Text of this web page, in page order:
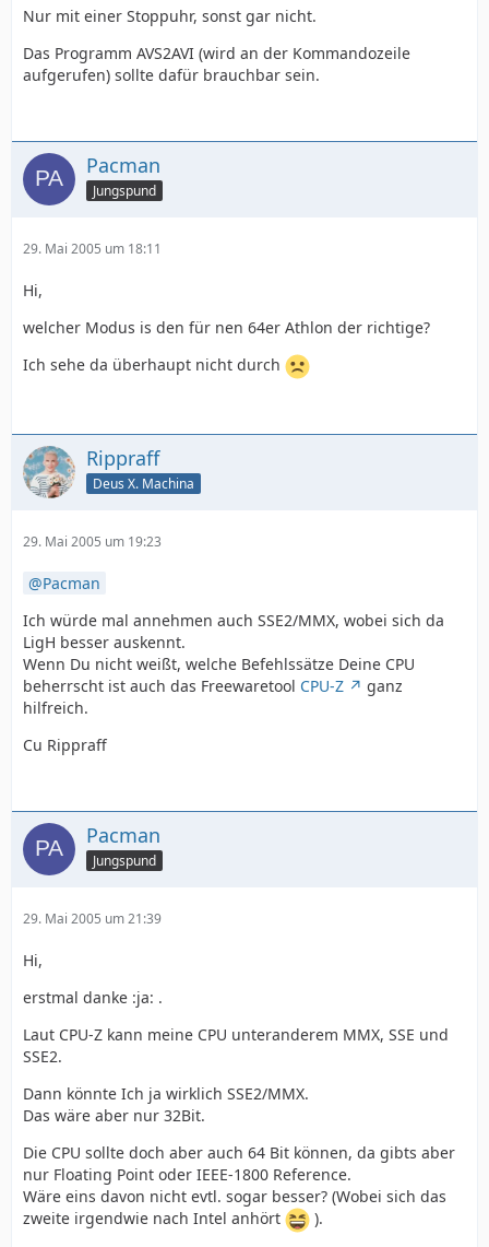
Nur mit einer Stoppuhr, sonst gar nicht.
Das Programm AVS2AVI (wird an der Kommandozeile
aufgerufen) sollte dafür brauchbar sein.
Pacman
Jungspund
29. Mai 2005 um 18:11
Hi,
welcher Modus is den für nen 64er Athlon der richtige?
Ich sehe da überhaupt nicht durch
Rippraff
Deus X. Machina
29. Mai 2005 um 19:23
Pacman
Ich würde mal annehmen auch SSE2/MMX, wobei sich da
LigH besser auskennt.
Wenn Du nicht weißt, welche Befehlssätze Deine CPU
beherrscht ist auch das Freewaretool CPU-Z
ganz
hilfreich.
Cu Rippraff
Pacman
Jungspund
29. Mai 2005 um 21:39
Hi,
erstmal danke :ja: .
Laut CPU-Z kann meine CPU unteranderem MMX, SSE und
SSE2.
Dann könnte Ich ja wirklich SSE2/MMX.
Das wäre aber nur 32Bit.
Die CPU sollte doch aber auch 64 Bit können, da gibts aber
nur Floating Point oder IEEE-1800 Reference.
Wäre eins davon nicht evtl. sogar besser? (Wobei sich das
zweite irgendwie nach Intel anhört
).